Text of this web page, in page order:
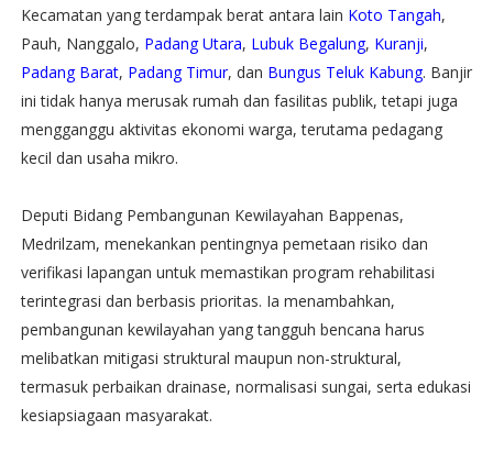
Kecamatan yang terdampak berat antara lain Koto Tangah,
Pauh, Nanggalo, Padang Utara, Lubuk Begalung, Kuranji,
Padang Barat, Padang Timur, dan Bungus Teluk Kabung. Banjir
ini tidak hanya merusak rumah dan fasilitas publik, tetapi juga
mengganggu aktivitas ekonomi warga, terutama pedagang
kecil dan usaha mikro.
Deputi Bidang Pembangunan Kewilayahan Bappenas,
Medrilzam, menekankan pentingnya pemetaan risiko dan
verifikasi lapangan untuk memastikan program rehabilitasi
terintegrasi dan berbasis prioritas. Ia menambahkan,
pembangunan kewilayahan yang tangguh bencana harus
melibatkan mitigasi struktural maupun non-struktural,
termasuk perbaikan drainase, normalisasi sungai, serta edukasi
kesiapsiagaan masyarakat.